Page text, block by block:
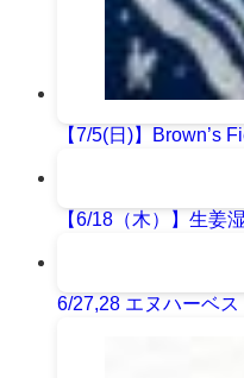
【7/5(日)】Brown’s
【6/18（木）】生姜
6/27,28 エヌハーベ